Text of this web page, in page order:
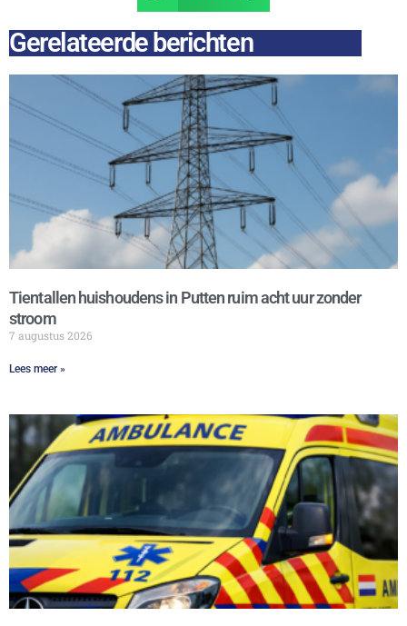
Gerelateerde berichten
Tientallen huishoudens in Putten ruim acht uur zonder
stroom
7 augustus 2026
Lees meer »